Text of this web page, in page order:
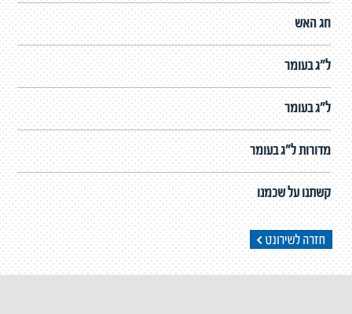
חג האש
ל"ג בעומר
ל"ג בעומר
מדורות ל"ג בעומר
קשתנו על שכמנו